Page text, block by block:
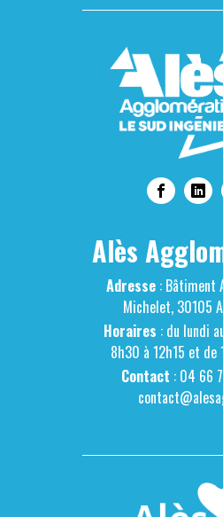
Alès
Adresse : Bâtiment
Michelet, 30105
Horaires : du lundi
8h30 à 12h15 et de
Contact : 04 66